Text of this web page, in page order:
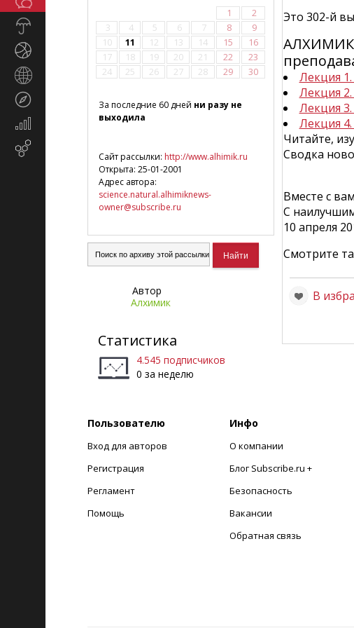
Экономика
маркетинг
1
2
3
4 5 6 7 8
9
10
11 12 13 14 15
16
17
18 19 20 21 22
23
24
25 26 27 28 29 30
За последние 60 дней ни разу не
выходила
Сайт рассылки: http://www.alhimik.ru
Открыта: 25-01-2001
Адрес автора:
science.natural.alhimiknews-
owner@subscribe.ru
Автор
Алхимик
Статистика
4.545 подписчиков
0 за неделю
Это 302-й
АЛХИМИК
Лекция
Лекция
Лекция
Лекция
Читайте,
Сводка
Вместе с
С
10 апреля
Смотрите
В
Пользователю
Вход для авторов
Регистрация
Регламент
Помощь
Инфо
О компании
Блог Subscribe.ru +
Безопасность
Вакансии
Обратная связь